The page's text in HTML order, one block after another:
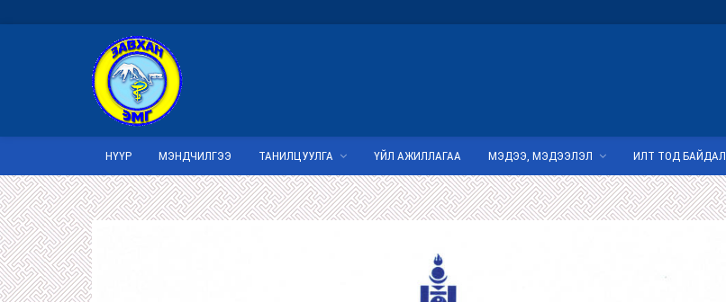
НҮҮР МЭНДЧИЛГЭЭ ТАНИЛЦУУЛГА ҮЙЛ АЖИЛЛАГАА МЭДЭЭ, МЭДЭЭЛЭЛ ИЛТ ТОД БАЙДАЛ